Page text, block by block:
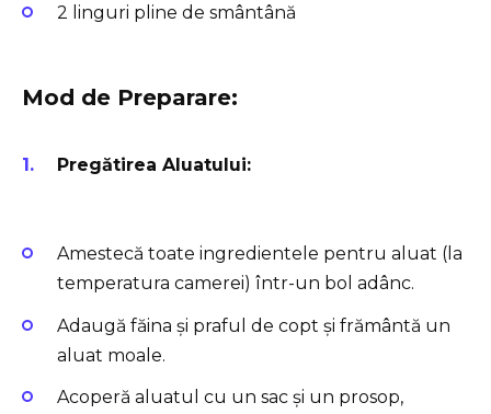
2 linguri pline de smântână
Mod de Preparare:
Pregătirea Aluatului:
Amestecă toate ingredientele pentru aluat (la
temperatura camerei) într-un bol adânc.
Adaugă făina și praful de copt și frământă un
aluat moale.
Acoperă aluatul cu un sac și un prosop,